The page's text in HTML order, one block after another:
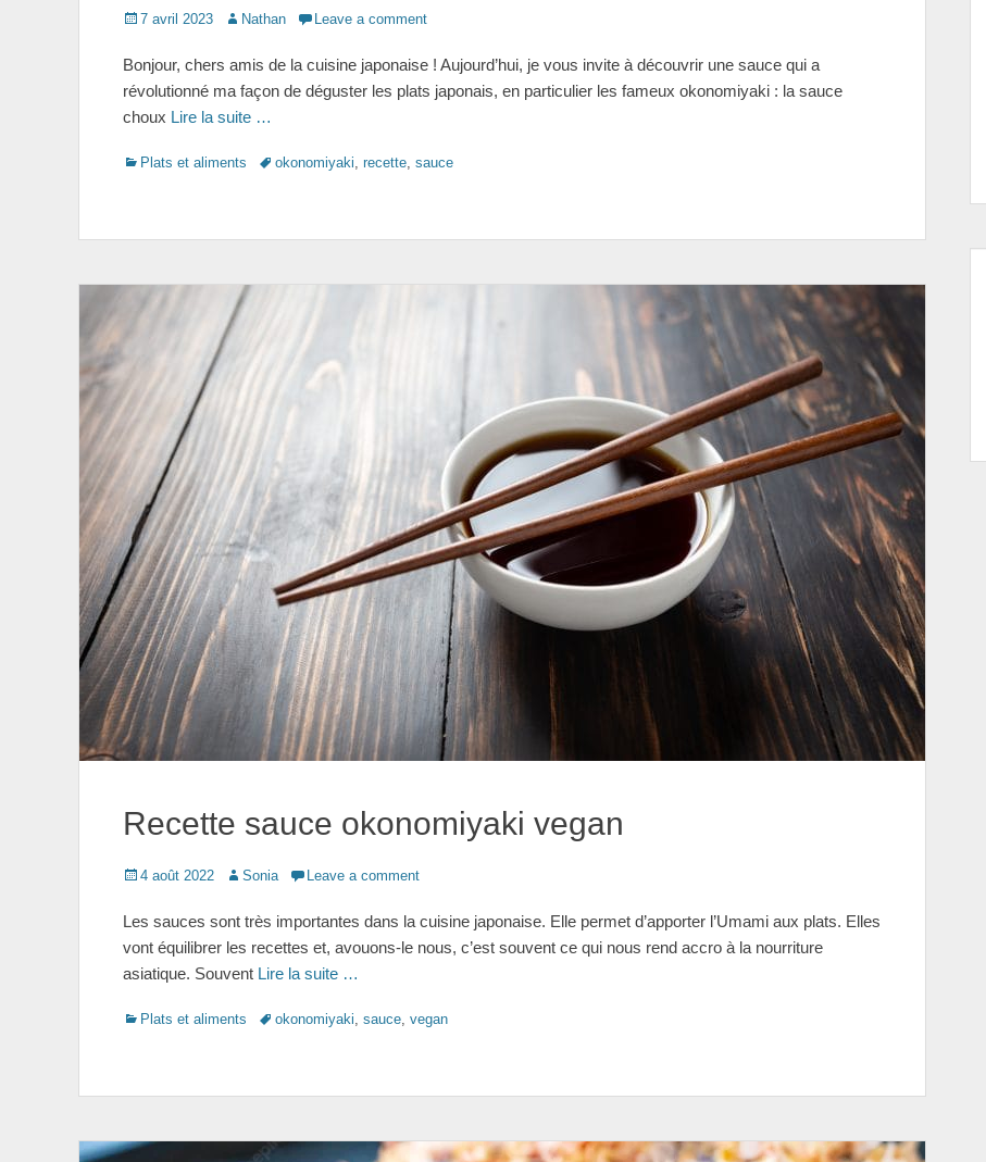
Posted
7 avril 2023 AuthorNathan Leave a comment
Bonjour, chers amis de la cuisine japonaise ! Aujourd’hui, je vous invite à découvrir une sauce qui a
révolutionné ma façon de déguster les plats japonais, en particulier les fameux okonomiyaki : la sauce
choux Lire la suite …
Categories
Plats et aliments Tagsokonomiyaki, recette, sauce
Recette sauce okonomiyaki vegan
Posted
4 août 2022 Author
Sonia Leave a comment
Les sauces sont très importantes dans la cuisine japonaise. Elle permet d’apporter l’Umami aux plats. Elles
vont équilibrer les recettes et, avouons-le nous, c’est souvent ce qui nous rend accro à la nourriture
asiatique. Souvent Lire la suite …
Categories
Plats et aliments Tagsokonomiyaki, sauce, vegan